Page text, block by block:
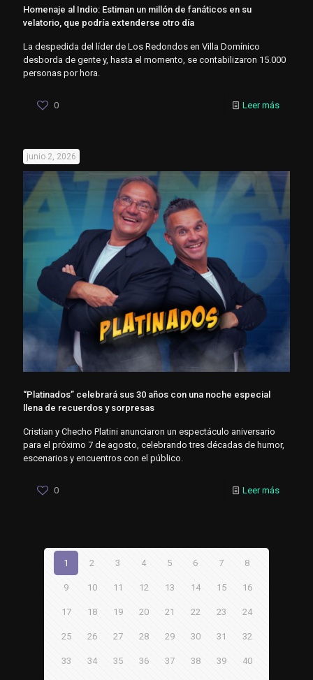
Homenaje al Indio: Estiman un millón de fanáticos en su
velatorio, que podría extenderse otro día
La despedida del líder de Los Redondos en Villa Domínico
desborda de gente y, hasta el momento, se contabilizaron 15.000
personas por hora.
0 Leer más
junio 2, 2026
“Platinados” celebrará sus 30 años con una noche especial
llena de recuerdos y sorpresas
Cristian y Checho Platini anunciaron un espectáculo aniversario
para el próximo 7 de agosto, celebrando tres décadas de humor,
escenarios y encuentros con el público.
0 Leer más
1 2 3 4 5 6 7 8
9 10 11 12 13 14 15 16
17 18 19 20 21 22 23 24
25 26 27 28 29 30 31 32
33 34 35 36 37 38 39 40